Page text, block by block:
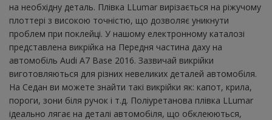
на необхідну деталь. Плівка LLumar вирізається на ріжучому
плоттері з високою точністю, що дозволяє уникнути
проблем при поклейці. У нашому електронному каталозі
представлена ​​викрійка на Передня частина даху на
автомобіль Audi A7 Base 2016. Зазвичай викрійки
виготовляються для різних невеликих деталей автомобіля.
На Седан ви можете знайти такі викрійки як: капот, крила,
пороги, зони біля ручок і т.д. Поліуретанова плівка LLumar
ідеально лягає на деталі автомобіля, що обклеюються,